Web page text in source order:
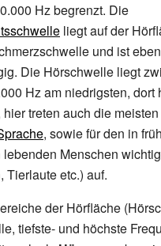
Hz begrenzt. Die
liegt auf der
und ist
Die Hörschwelle liegt
Hz am niedrigsten, dort
treten auch die meisten
, sowie für den in
Menschen
Tierlaute etc.) auf.
der Hörfläche
tiefste- und höchste